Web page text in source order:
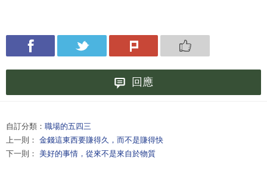
回應
自訂分類： 職場的五四三
上一則： 金錢這東西要賺得久，而不是賺得快
下一則： 美好的事情，從來不是來自於物質